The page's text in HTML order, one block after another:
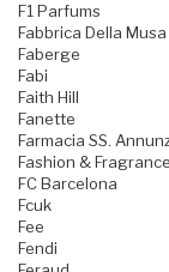
F1 Parfums
Fabbrica Della Musa
Faberge
Fabi
Faith Hill
Fanette
Farmacia SS.
Fashion &
FC Barcelona
Fcuk
Fee
Fendi